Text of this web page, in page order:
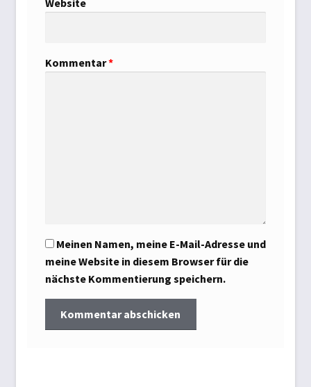
Website
Kommentar*
Meinen Namen, meine E-Mail-Adresse und
meine Website in diesem Browser für die
nächste Kommentierung speichern.